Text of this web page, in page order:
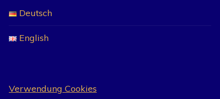
Deutsch
English
Verwendung Cookies